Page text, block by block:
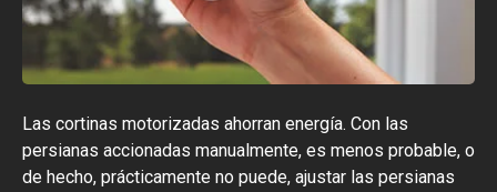
Las cortinas motorizadas ahorran energía. Con las
persianas accionadas manualmente, es menos probable, o
de hecho, prácticamente no puede, ajustar las persianas